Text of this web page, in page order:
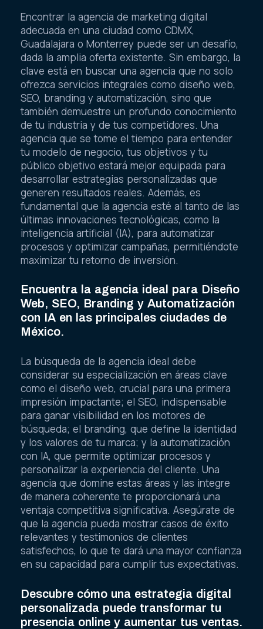
Encontrar la agencia de marketing digital
adecuada en una ciudad como CDMX,
Guadalajara o Monterrey puede ser un desafío,
dada la amplia oferta existente. Sin embargo, la
clave está en buscar una agencia que no solo
ofrezca servicios integrales como diseño web,
SEO, branding y automatización, sino que
también demuestre un profundo conocimiento
de tu industria y de tus competidores. Una
agencia que se tome el tiempo para entender
tu modelo de negocio, tus objetivos y tu
público objetivo estará mejor equipada para
desarrollar estrategias personalizadas que
generen resultados reales. Además, es
fundamental que la agencia esté al tanto de las
últimas innovaciones tecnológicas, como la
inteligencia artificial (IA), para automatizar
procesos y optimizar campañas, permitiéndote
maximizar tu retorno de inversión.
Encuentra la agencia ideal para Diseño
Web, SEO, Branding y Automatización
con IA en las principales ciudades de
México.
La búsqueda de la agencia ideal debe
considerar su especialización en áreas clave
como el diseño web, crucial para una primera
impresión impactante; el SEO, indispensable
para ganar visibilidad en los motores de
búsqueda; el branding, que define la identidad
y los valores de tu marca; y la automatización
con IA, que permite optimizar procesos y
personalizar la experiencia del cliente. Una
agencia que domine estas áreas y las integre
de manera coherente te proporcionará una
ventaja competitiva significativa. Asegúrate de
que la agencia pueda mostrar casos de éxito
relevantes y testimonios de clientes
satisfechos, lo que te dará una mayor confianza
en su capacidad para cumplir tus expectativas.
Descubre cómo una estrategia digital
personalizada puede transformar tu
presencia online y aumentar tus ventas.